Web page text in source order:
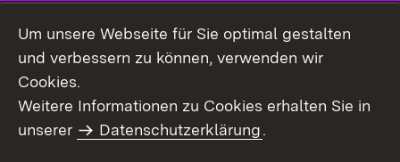
Inhaltsübersicht
Kontakt
Impressum
Datenschutz
Benutzungshinweise
Erklärung zur
Um unsere Webseite für Sie optimal gestalten
und verbessern zu können, verwenden wir
Cookies.
Weitere Informationen zu Cookies erhalten Sie in
unserer
Datenschutzerklärung.